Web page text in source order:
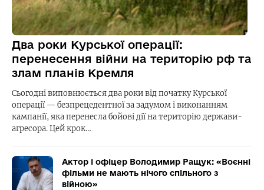
Два роки Курської операції:
перенесення війни на територію рф та
злам планів Кремля
Сьогодні виповнюється два роки від початку Курської
операції — безпрецедентної за задумом і виконанням
кампанії, яка перенесла бойові дії на територію держави-
агресора. Цей крок…
Актор і офіцер Володимир Ращук: «Воєнні
фільми не мають нічого спільного з
війною»